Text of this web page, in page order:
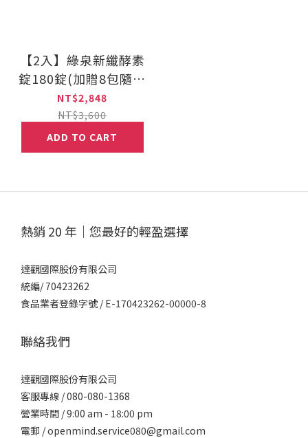
【2入】綠泉新纖酵素
錠180錠(加贈8包隨身
包)
NT$2,848
NT$3,600
ADD TO CART
熱銷 20 年｜您最好的輕盈選擇
達觀國際股份有限公司
統編/ 70423262
食品業者登錄字號 / E-170423262-00000-8
聯絡我們
達觀國際股份有限公司
客服專線 / 080-080-1368
營業時間 / 9:00 am - 18:00 pm
電郵 / openmind.service080@gmail.com